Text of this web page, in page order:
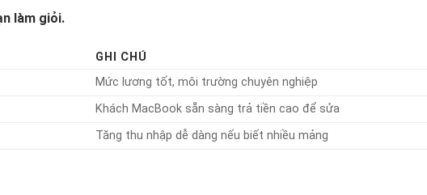
làm giỏi.
GHI CHÚ
Mức lương tốt, môi trường chuyên nghiệp
Khách MacBook sẵn sàng trả tiền cao để sửa
Tăng thu nhập dễ dàng nếu biết nhiều mảng